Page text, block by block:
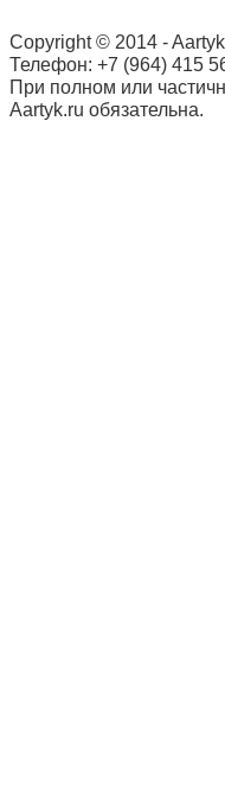
Copyright © 2014 -
Телефон: +7 (964) 415
При полном или
Aartyk.ru oбязательна.